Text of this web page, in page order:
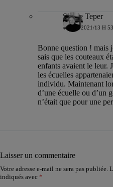
Sylvie Teper
4 JUIN 2021/13 H
Bonne question ! mais
sais que les couteaux
enfants avaient le leur.
les écuelles
individu. Maintenant
d’une écuelle ou d’un
n’était que pour une
Laisser un commentaire
Votre adresse e-mail ne sera pas publiée.
indiqués avec *